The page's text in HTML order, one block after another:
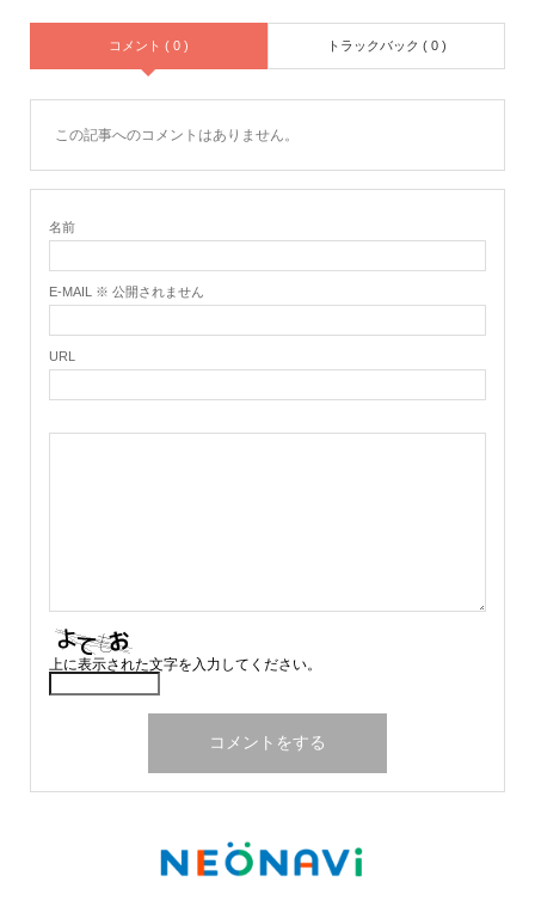
コメント ( 0 ) トラックバック ( 0 )
この記事へのコメントはありません。
名前
E-MAIL ※ 公開されません
URL
上に表示された文字を入力してください。